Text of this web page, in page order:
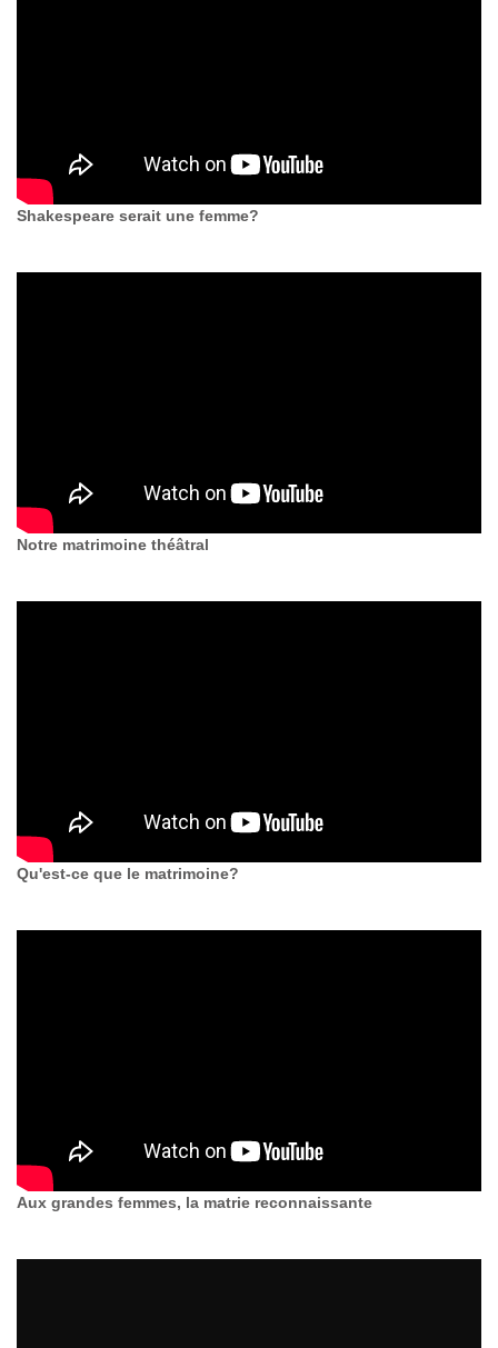
Shakespeare serait une femme?
Notre matrimoine théâtral
Qu'est-ce que le matrimoine?
Aux grandes femmes, la matrie reconnaissante